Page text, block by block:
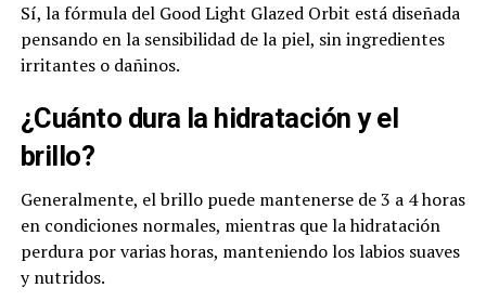
Sí, la fórmula del Good Light Glazed Orbit está diseñada
pensando en la sensibilidad de la piel, sin ingredientes
irritantes o dañinos.
¿Cuánto dura la hidratación y el
brillo?
Generalmente, el brillo puede mantenerse de 3 a 4 horas
en condiciones normales, mientras que la hidratación
perdura por varias horas, manteniendo los labios suaves
y nutridos.